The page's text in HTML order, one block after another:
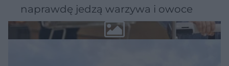
naprawdę jedzą warzywa i owoce